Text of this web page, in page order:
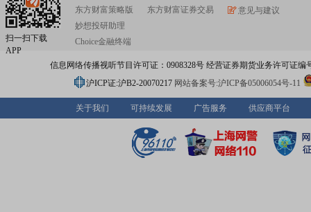
扫一扫下载
APP
东方财富策略版
妙想投研助理
Choice金融终端
东方财富证券交易
意见与建议
信息网络传播视听节目许可证：0908328号 经营证券期货业务许可证编
沪ICP证:沪B2-20070217 网站备案号:沪ICP备05006054号-11
关于我们 可持续发展 广告服务 供应商平台